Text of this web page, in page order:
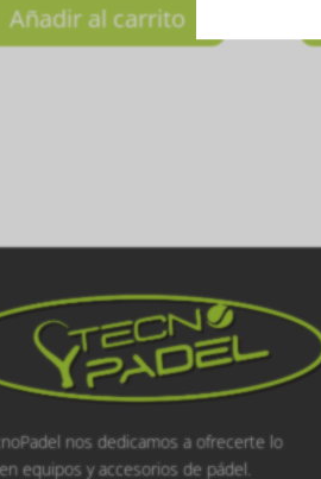
Añadir al carrito
nos dedicamos a ofrecerte lo
equipos y accesorios de pádel.